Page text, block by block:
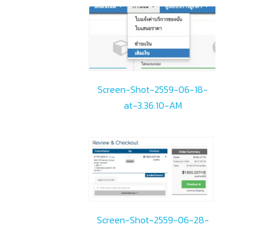
Screen-Shot-2559-06-18-
at-3.36.10-AM
Screen-Shot-2559-06-28-